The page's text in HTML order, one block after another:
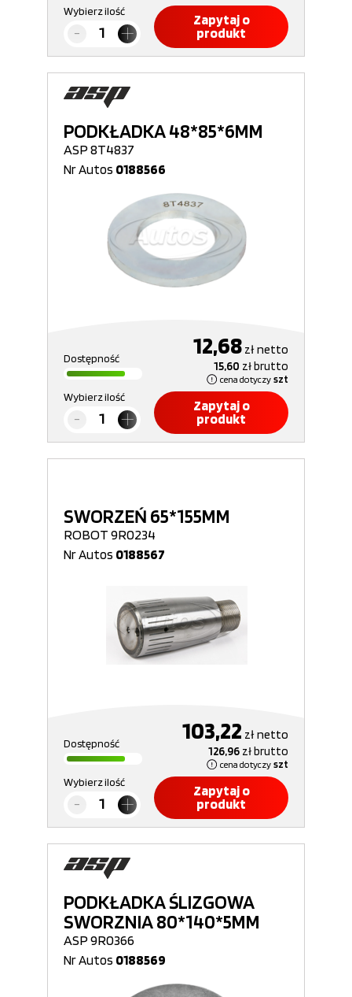
Wybierz ilość
Zapytaj o
produkt
PODKŁADKA 48*85*6MM
ASP 8T4837
Nr Autos 0188566
Dostępność 12,68 złnetto
15,60 złbrutto
cena dotyczy szt
Wybierz ilość
Zapytaj o
produkt
SWORZEŃ 65*155MM
ROBOT 9R0234
Nr Autos 0188567
Dostępność 103,22 złnetto
126,96 złbrutto
cena dotyczy szt
Wybierz ilość
Zapytaj o
produkt
PODKŁADKA ŚLIZGOWA
SWORZNIA 80*140*5MM
ASP 9R0366
Nr Autos 0188569